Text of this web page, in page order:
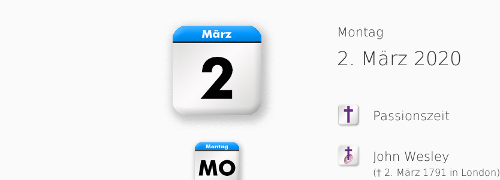
Montag
2. März 2020
Passionszeit
John Wesley
(† 2. März 1791 in London)